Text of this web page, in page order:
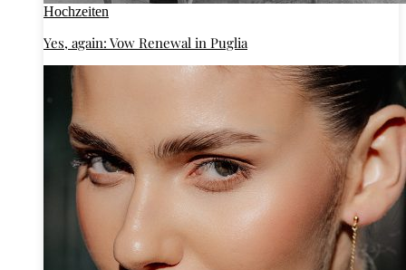
Hochzeiten
Yes, again: Vow Renewal in Puglia